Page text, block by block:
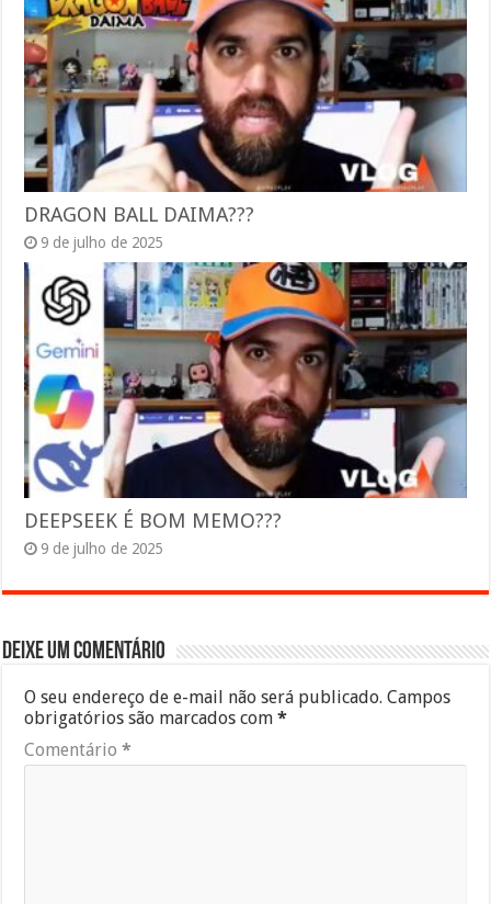
DRAGON BALL DAIMA???
9 de julho de 2025
DEEPSEEK É BOM MEMO???
9 de julho de 2025
Deixe um comentário
O seu endereço de e-mail não será publicado. Campos
obrigatórios são marcados com*
Comentário*